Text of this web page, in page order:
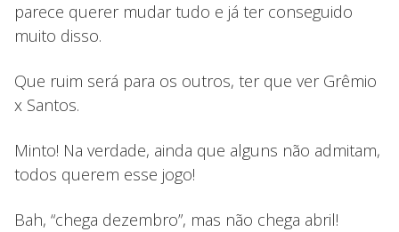
parece querer mudar tudo e já ter conseguido
muito disso.
Que ruim será para os outros, ter que ver Grêmio
x Santos.
Minto! Na verdade, ainda que alguns não admitam,
todos querem esse jogo!
Bah, “chega dezembro”, mas não chega abril!